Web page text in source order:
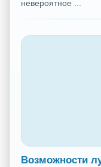
невероятное ...
Возможности